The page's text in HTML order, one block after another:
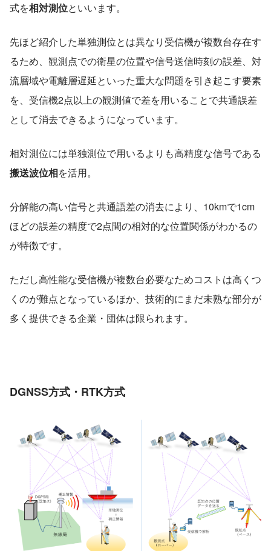
式を相対測位といいます。
先ほど紹介した単独測位とは異なり受信機が複数台存在す
るため、観測点での衛星の位置や信号送信時刻の誤差、対
流層域や電離層遅延といった重大な問題を引き起こす要素
を、受信機2点以上の観測値で差を用いることで共通誤差
として消去できるようになっています。
相対測位には単独測位で用いるよりも高精度な信号である
搬送波位相を活用。
分解能の高い信号と共通語差の消去により、10kmで1cm
ほどの誤差の精度で2点間の相対的な位置関係がわかるの
が特徴です。
ただし高性能な受信機が複数台必要なためコストは高くつ
くのが難点となっているほか、技術的にまだ未熟な部分が
多く提供できる企業・団体は限られます。
DGNSS方式・RTK方式